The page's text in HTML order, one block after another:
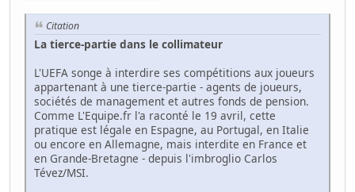
Citation
La tierce-partie dans le collimateur
L'UEFA songe à interdire ses compétitions aux joueurs
appartenant à une tierce-partie - agents de joueurs,
sociétés de management et autres fonds de pension.
Comme L'Equipe.fr l'a raconté le 19 avril, cette
pratique est légale en Espagne, au Portugal, en Italie
ou encore en Allemagne, mais interdite en France et
en Grande-Bretagne - depuis l'imbroglio Carlos
Tévez/MSI.